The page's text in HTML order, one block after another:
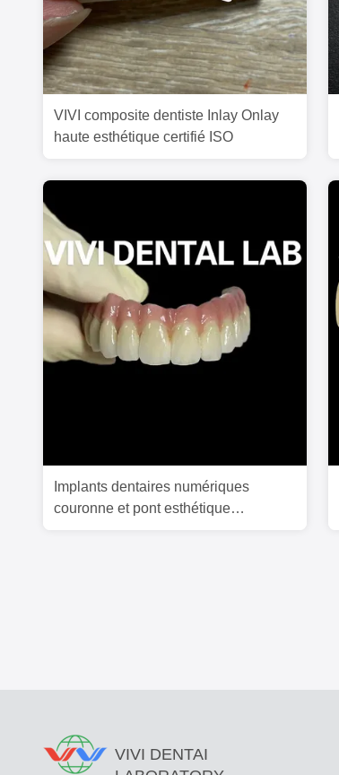
VIVI composite dentiste Inlay Onlay
haute esthétique certifié ISO
Implants dentaires numériques
couronne et pont esthétique
VIVI DENTAI